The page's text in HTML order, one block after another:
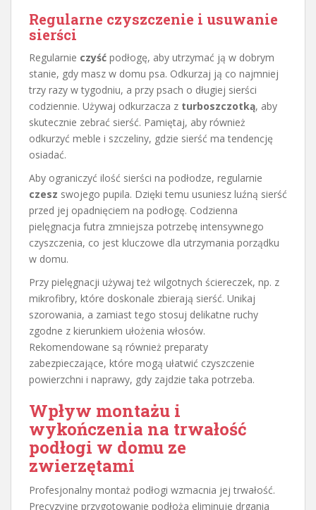
Regularne czyszczenie i usuwanie
sierści
Regularnie czyść podłogę, aby utrzymać ją w dobrym
stanie, gdy masz w domu psa. Odkurzaj ją co najmniej
trzy razy w tygodniu, a przy psach o długiej sierści
codziennie. Używaj odkurzacza z turboszczotką, aby
skutecznie zebrać sierść. Pamiętaj, aby również
odkurzyć meble i szczeliny, gdzie sierść ma tendencję
osiadać.
Aby ograniczyć ilość sierści na podłodze, regularnie
czesz swojego pupila. Dzięki temu usuniesz luźną sierść
przed jej opadnięciem na podłogę. Codzienna
pielęgnacja futra zmniejsza potrzebę intensywnego
czyszczenia, co jest kluczowe dla utrzymania porządku
w domu.
Przy pielęgnacji używaj też wilgotnych ściereczek, np. z
mikrofibry, które doskonale zbierają sierść. Unikaj
szorowania, a zamiast tego stosuj delikatne ruchy
zgodne z kierunkiem ułożenia włosów.
Rekomendowane są również preparaty
zabezpieczające, które mogą ułatwić czyszczenie
powierzchni i naprawy, gdy zajdzie taka potrzeba.
Wpływ montażu i
wykończenia na trwałość
podłogi w domu ze
zwierzętami
Profesjonalny montaż podłogi wzmacnia jej trwałość.
Precyzyjne przygotowanie podłoża eliminuje drgania